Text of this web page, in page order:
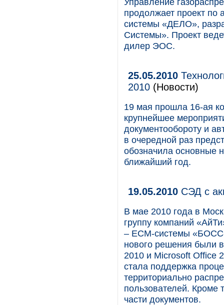
продолжает проект по
системы «ДЕЛО»,
Системы». Проект
дилер ЭОС.
25.05.2010
2010 (Новости)
19 мая прошла 16-ая
крупнейшее
документообороту и
в очередной раз
обозначила основные
ближайший год.
19.05.2010 СЭД с
В мае 2010 года в
группу компаний
– ЕСМ-системы
нового решения были
2010 и Microsoft Office
стала поддержка
территориально
пользователей. Кроме
части документов.